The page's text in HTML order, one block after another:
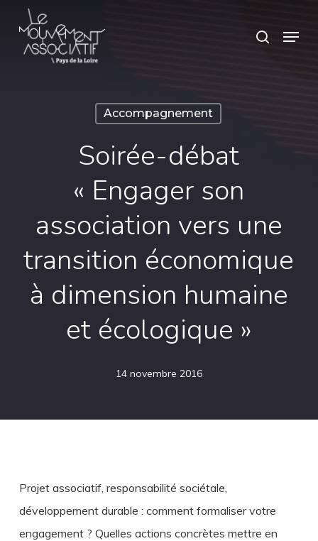
search
Menu
Accompagnement
Soirée-débat
« Engager son
association vers une
transition économique
à dimension humaine
et écologique »
14 novembre 2016
Projet associatif, responsabilité sociétale,
développement durable : comment formaliser votre
engagement ? Quelles actions concrètes mettre en
Panneau de gestion des cookies